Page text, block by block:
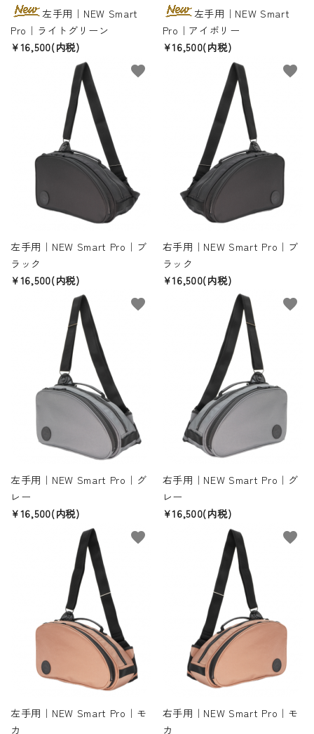
左手用｜NEW Smart
Pro｜ライトグリーン
¥16,500(内税)
左手用｜NEW Smart
Pro｜アイボリー
¥16,500(内税)
左手用｜NEW Smart Pro｜ブ
ラック
¥16,500(内税)
favorite
右手用｜NEW Smart Pro｜ブ
ラック
¥16,500(内税)
favorite
左手用｜NEW Smart Pro｜グ
レー
¥16,500(内税)
favorite
右手用｜NEW Smart Pro｜グ
レー
¥16,500(内税)
favorite
左手用｜NEW Smart Pro｜モ
カ
favorite
右手用｜NEW Smart Pro｜モ
カ
favorite